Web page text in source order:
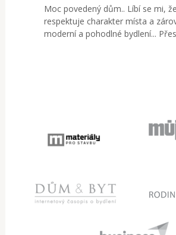
Moc povedený dům.. Líbí se mi,
respektuje charakter místa a
moderní a pohodlné bydlení...